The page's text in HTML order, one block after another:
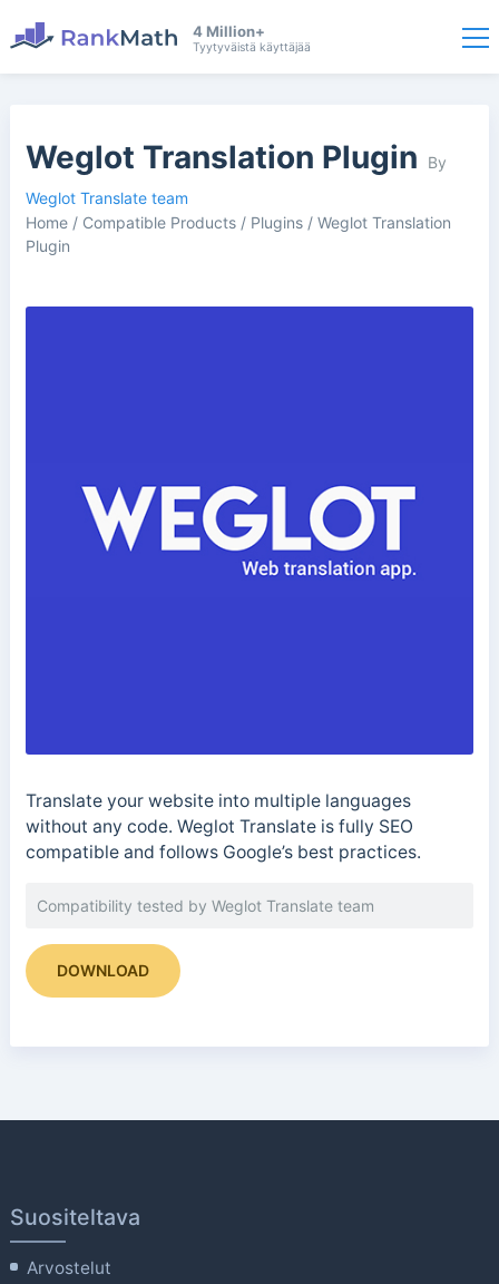
4 Million+
Tyytyväistä käyttäjää
Weglot Translation Plugin
By
Weglot Translate team
Home/ Compatible Products/ Plugins/ Weglot Translation
Plugin
Translate your website into multiple languages
without any code. Weglot Translate is fully SEO
compatible and follows Google’s best practices.
Compatibility tested by Weglot Translate team
DOWNLOAD
Suositeltava
Arvostelut